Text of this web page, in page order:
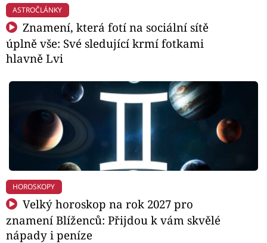
ASTROČLÁNKY
Znamení, která fotí na sociální sítě
úplně vše: Své sledující krmí fotkami
hlavně Lvi
HOROSKOPY
Velký horoskop na rok 2027 pro
znamení Blíženců: Přijdou k vám skvělé
nápady i peníze